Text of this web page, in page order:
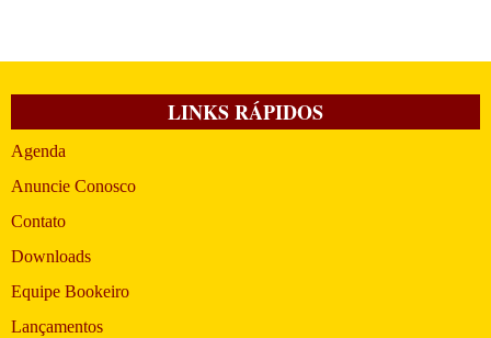
LINKS RÁPIDOS
Agenda
Anuncie Conosco
Contato
Downloads
Equipe Bookeiro
Lançamentos